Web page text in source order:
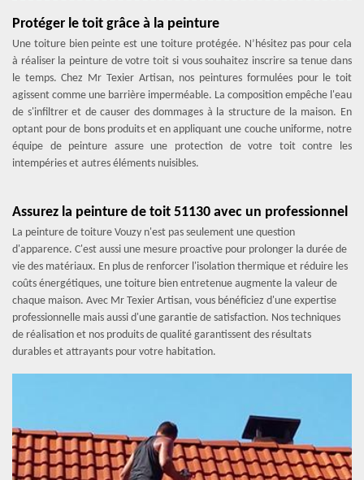
Protéger le toit grâce à la peinture
Une toiture bien peinte est une toiture protégée. N’hésitez pas pour cela
à réaliser la peinture de votre toit si vous souhaitez inscrire sa tenue dans
le temps. Chez Mr Texier Artisan, nos peintures formulées pour le toit
agissent comme une barrière imperméable. La composition empêche l'eau
de s'infiltrer et de causer des dommages à la structure de la maison. En
optant pour de bons produits et en appliquant une couche uniforme, notre
équipe de peinture assure une protection de votre toit contre les
intempéries et autres éléments nuisibles.
Assurez la peinture de toit 51130 avec un professionnel
La peinture de toiture Vouzy n'est pas seulement une question
d'apparence. C'est aussi une mesure proactive pour prolonger la durée de
vie des matériaux. En plus de renforcer l'isolation thermique et réduire les
coûts énergétiques, une toiture bien entretenue augmente la valeur de
chaque maison. Avec Mr Texier Artisan, vous bénéficiez d'une expertise
professionnelle mais aussi d'une garantie de satisfaction. Nos techniques
de réalisation et nos produits de qualité garantissent des résultats
durables et attrayants pour votre habitation.